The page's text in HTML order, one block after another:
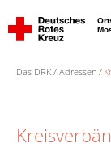
Das DRK Adressen